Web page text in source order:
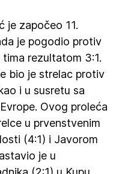
je započeo 11.
je pogodio protiv
rezultatom 3:1.
bio je strelac protiv
i u susretu sa
Ovog proleća
u prvenstvenim
(4:1) i Javorom
je u